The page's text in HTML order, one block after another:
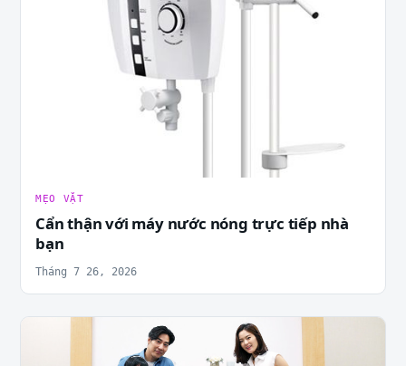
MẸO VẶT
Cẩn thận với máy nước nóng trực tiếp nhà
bạn
Tháng 7 26, 2026